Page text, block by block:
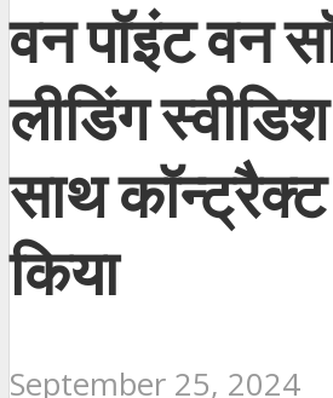
वन पॉइंट वन
लीडिंग
साथ कॉन्ट्रैक्ट
किया
September 25, 2024